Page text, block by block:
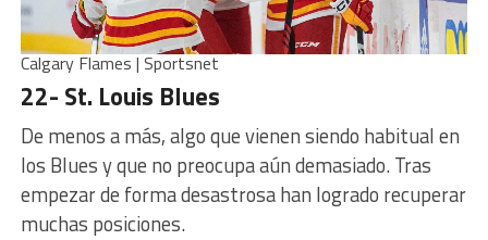
Calgary Flames | Sportsnet
22- St. Louis Blues
De menos a más, algo que vienen siendo habitual en
los Blues y que no preocupa aún demasiado. Tras
empezar de forma desastrosa han logrado recuperar
muchas posiciones.